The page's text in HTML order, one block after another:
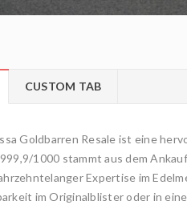
CUSTOM TAB
Goldbarren Resale ist eine
1000 stammt aus dem
Expertise im
im Originalblister oder in